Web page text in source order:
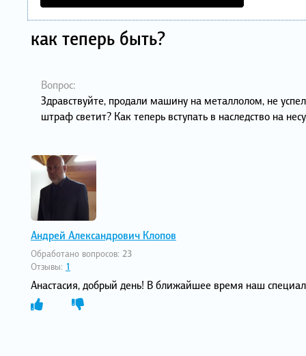
как теперь быть?
Вопрос:
Здравствуйте, продали машину на металлолом, не
штраф светит? Как теперь вступать в наследство на
Андрей Александрович Клопов
Обработано вопросов: 23
Отзывы: 1
Анастасия, добрый день! В ближайшее время наш